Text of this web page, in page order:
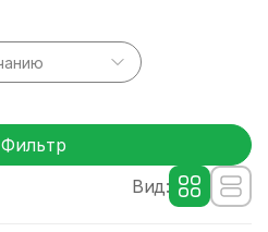
Фильтр
Вид: